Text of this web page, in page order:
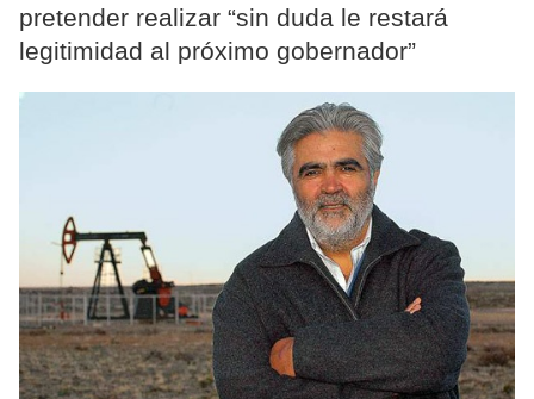
pretender realizar “sin duda le restará
legitimidad al próximo gobernador”